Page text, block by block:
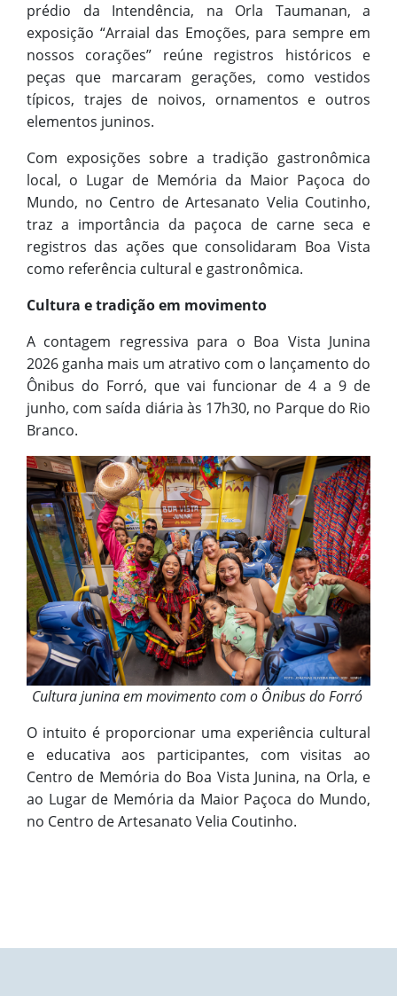
prédio da Intendência, na Orla Taumanan, a
exposição “Arraial das Emoções, para sempre em
nossos corações” reúne registros históricos e
peças que marcaram gerações, como vestidos
típicos, trajes de noivos, ornamentos e outros
elementos juninos.
Com exposições sobre a tradição gastronômica
local, o Lugar de Memória da Maior Paçoca do
Mundo, no Centro de Artesanato Velia Coutinho,
traz a importância da paçoca de carne seca e
registros das ações que consolidaram Boa Vista
como referência cultural e gastronômica.
Cultura e tradição em movimento
A contagem regressiva para o Boa Vista Junina
2026 ganha mais um atrativo com o lançamento do
Ônibus do Forró, que vai funcionar de 4 a 9 de
junho, com saída diária às 17h30, no Parque do Rio
Branco.
Cultura junina em movimento com o Ônibus do Forró
O intuito é proporcionar uma experiência cultural
e educativa aos participantes, com visitas ao
Centro de Memória do Boa Vista Junina, na Orla, e
ao Lugar de Memória da Maior Paçoca do Mundo,
no Centro de Artesanato Velia Coutinho.